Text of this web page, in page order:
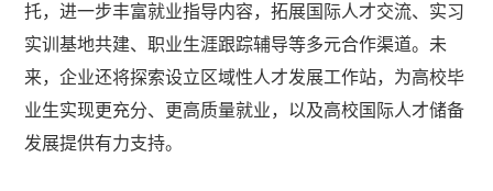
托，进一步丰富就业指导内容，拓展国际人才交流、实习
实训基地共建、职业生涯跟踪辅导等多元合作渠道。未
来，企业还将探索设立区域性人才发展工作站，为高校毕
业生实现更充分、更高质量就业，以及高校国际人才储备
发展提供有力支持。